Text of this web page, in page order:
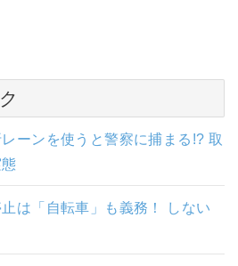
ーンを使うと警察に捕まる!? 取
は「自転車」も義務！ しない